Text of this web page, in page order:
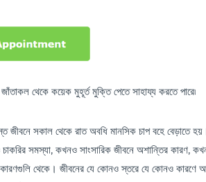
জাঁতাকল থেকে কয়েক মুহূর্ত মুক্তি পেতে সাহায্য করতে পারে৷
জীবনে সকাল থেকে রাত অবধি মানসিক চাপ বহে বেড়াতে
সমস্যা, কখনও সাংসারিক জীবনে অশান্তির কারণ,
থেকে। জীবনের যে কোনও স্তরে যে কোনও কারণে